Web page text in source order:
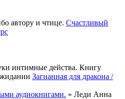
автору и чтице. Счастливый
интимные действа. Книгу
Загнанная для дракона /
аудиокнигами. » Леди Анна